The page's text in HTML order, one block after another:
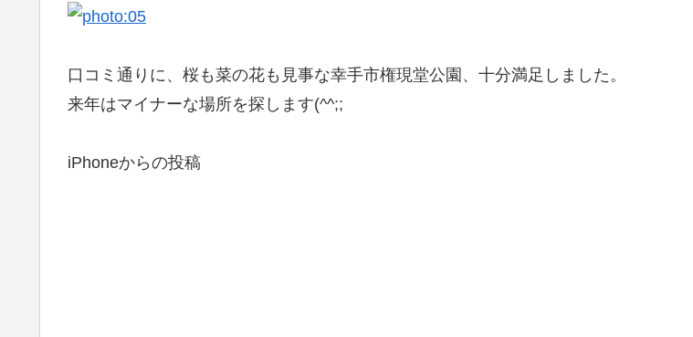
口コミ通りに、桜も菜の花も見事な幸手市権現堂公園、十分満足しました。
来年はマイナーな場所を探します(^^;;
iPhoneからの投稿